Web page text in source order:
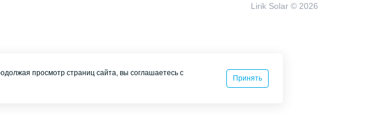
Lirik Solar © 2026
просмотр страниц сайта, вы соглашаетесь с
Принять